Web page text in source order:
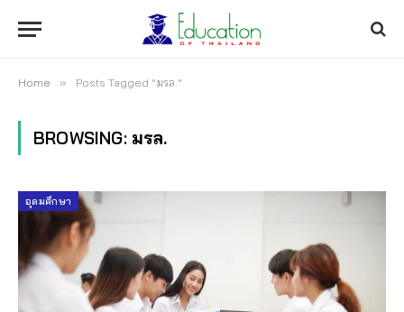
Home » Posts Tagged "มรล."
BROWSING: มรล.
อุดมศึกษา